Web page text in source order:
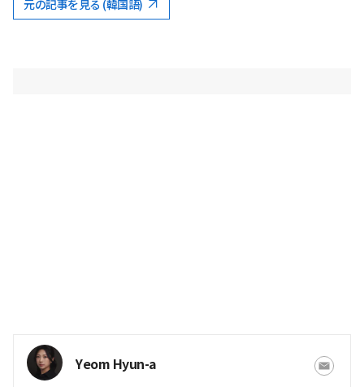
元の記事を見る (韓国語)
Yeom Hyun-a